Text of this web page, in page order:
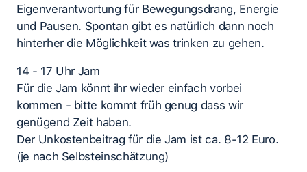
Eigenverantwortung für Bewegungsdrang, Energie
und Pausen. Spontan gibt es natürlich dann noch
hinterher die Möglichkeit was trinken zu gehen.
14 - 17 Uhr Jam
Für die Jam könnt ihr wieder einfach vorbei
kommen - bitte kommt früh genug dass wir
genügend Zeit haben.
Der Unkostenbeitrag für die Jam ist ca. 8-12 Euro.
(je nach Selbsteinschätzung)